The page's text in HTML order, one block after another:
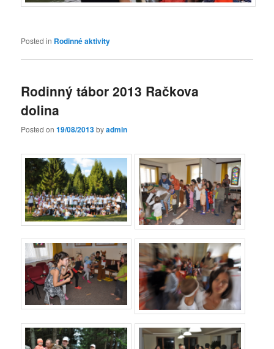
Posted in Rodinné aktivity
Rodinný tábor 2013 Račkova
dolina
Posted on19/08/2013byadmin